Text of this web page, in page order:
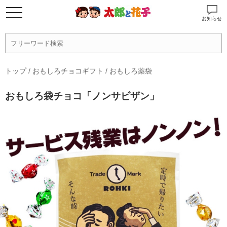
お知らせ
トップ/ おもしろチョコギフト / おもしろ薬袋
おもしろ袋チョコ「ノンサビザン」